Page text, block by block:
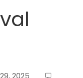
2025